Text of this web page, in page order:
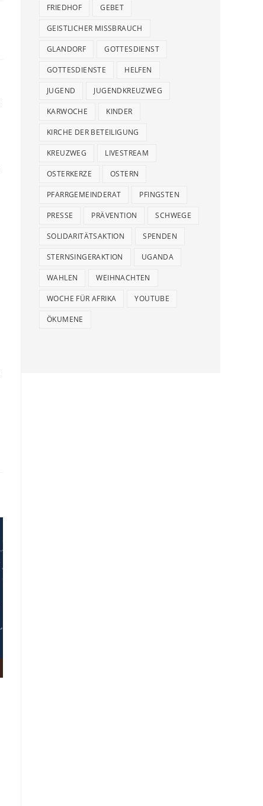
FRIEDHOF GEBET
GEISTLICHER MISSBRAUCH
GLANDORF GOTTESDIENST
GOTTESDIENSTE HELFEN
JUGEND JUGENDKREUZWEG
KARWOCHE KINDER
KIRCHE DER BETEILIGUNG
KREUZWEG LIVESTREAM
OSTERKERZE OSTERN
PFARRGEMEINDERAT PFINGSTEN
PRESSE PRÄVENTION SCHWEGE
SOLIDARITÄTSAKTION SPENDEN
STERNSINGERAKTION UGANDA
WAHLEN WEIHNACHTEN
WOCHE FÜR AFRIKA YOUTUBE
ÖKUMENE